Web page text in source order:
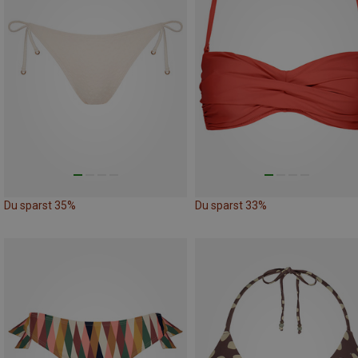
Du sparst 35% Du sparst 33%